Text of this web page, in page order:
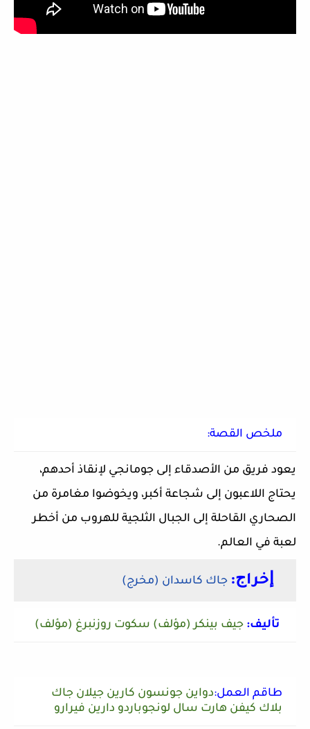
ملخص القصة:
يعود فريق من الأصدقاء إلى جومانجي لإنقاذ أحدهم،
يحتاج اللاعبون إلى شجاعة أكبر، ويخوضوا مغامرة من
الصحاري القاحلة إلى الجبال الثلجية للهروب من أخطر
لعبة في العالم.
ﺇﺧﺮاﺝ: جاك كاسدان (مخرج)
ﺗﺄﻟﻴﻒ: جيف بينكر (مؤلف) سكوت روزنبرغ (مؤلف)
طاقم العمل:دواين جونسون كارين جيلان جاك
بلاك كيفن هارت سال لونجوباردو دارين فيرارو